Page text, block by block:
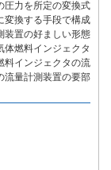
圧力を所定の変換式
変換する手段で構成
装置の好ましい形態
体燃料インジェクタ
料インジェクタの流
流量計測装置の要部